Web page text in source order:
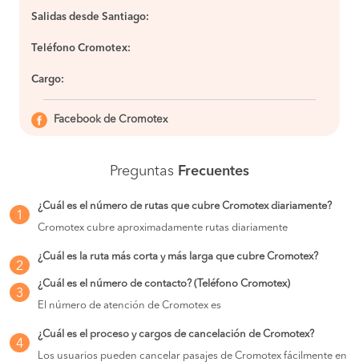
Salidas desde Santiago:
Teléfono Cromotex:
Cargo:
Facebook de Cromotex
Preguntas Frecuentes
1
¿Cuál es el número de rutas que cubre Cromotex diariamente?
Cromotex cubre aproximadamente rutas diariamente
2
¿Cuál es la ruta más corta y más larga que cubre Cromotex?
3
¿Cuál es el número de contacto? (Teléfono Cromotex)
El número de atención de Cromotex es
4
¿Cuál es el proceso y cargos de cancelación de Cromotex?
Los usuarios pueden cancelar pasajes de Cromotex fácilmente en